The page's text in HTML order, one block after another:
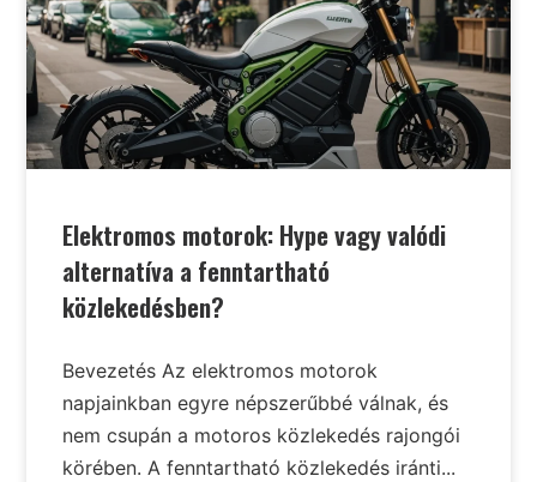
Elektromos motorok: Hype vagy valódi
alternatíva a fenntartható
közlekedésben?
Bevezetés Az elektromos motorok
napjainkban egyre népszerűbbé válnak, és
nem csupán a motoros közlekedés rajongói
körében. A fenntartható közlekedés iránti...